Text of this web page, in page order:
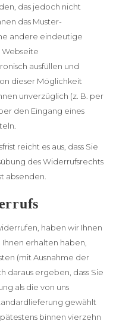
das jedoch nicht
das Muster-
andere eindeutige
Webseite
ausfüllen und
dieser Möglichkeit
unverzüglich (z. B. per
den Eingang eines
reicht es aus, dass Sie
des Widerrufsrechts
absenden.
haben wir Ihnen
erhalten haben,
(mit Ausnahme der
daraus ergeben, dass Sie
als die von uns
gewählt
binnen vierzehn